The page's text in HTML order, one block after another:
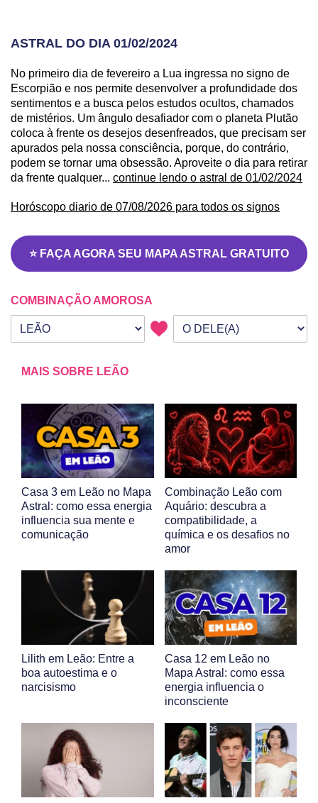
ASTRAL DO DIA 01/02/2024
No primeiro dia de fevereiro a Lua ingressa no signo de
Escorpião e nos permite desenvolver a profundidade dos
sentimentos e a busca pelos estudos ocultos, chamados
de mistérios. Um ângulo desafiador com o planeta Plutão
coloca à frente os desejos desenfreados, que precisam ser
apurados pela nossa consciência, porque, do contrário,
podem se tornar uma obsessão. Aproveite o dia para retirar
da frente qualquer... continue lendo o astral de 01/02/2024
Horóscopo diario de 07/08/2026 para todos os signos
⭐ FAÇA AGORA SEU MAPA ASTRAL GRATUITO
COMBINAÇÃO AMOROSA
Seu signo
Signo da outra pessoa
MAIS SOBRE LEÃO
Casa 3 em Leão no Mapa
Astral: como essa energia
influencia sua mente e
comunicação
Combinação Leão com
Aquário: descubra a
compatibilidade, a
química e os desafios no
amor
Lilith em Leão: Entre a
boa autoestima e o
narcisismo
Casa 12 em Leão no
Mapa Astral: como essa
energia influencia o
inconsciente